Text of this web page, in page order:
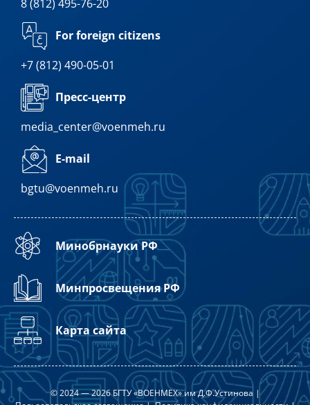
8 (812) 495-76-20
For foreign citizens
+7 (812) 490-05-01
Пресс-центр
media_center@voenmeh.ru
E-mail
bgtu@voenmeh.ru
Минобрнауки РФ
Минпросвещения РФ
Карта сайта
© 2024 — 2026 БГТУ «ВОЕНМЕХ» им Д.Ф.Устинова |